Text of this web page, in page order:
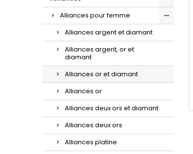
d'oreilles or et zirconium.
la sublime maille gourmette.
croix à porter au quotidien.
Alliances pour femme
Alliances argent et diamant
Alliances argent, or et
diamant
Alliances or et diamant
Alliances or
Alliances deux ors et diamant
Alliances deux ors
Alliances platine